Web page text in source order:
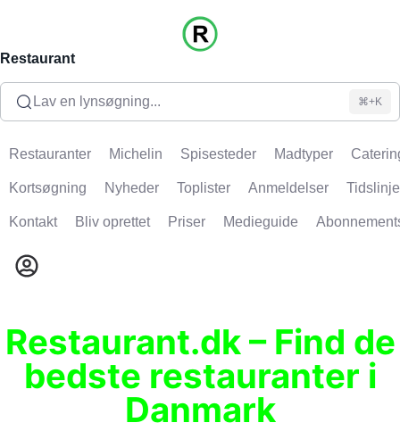
Restaurant
Lav en lynsøgning... ⌘+K
Restauranter Michelin Spisesteder Madtyper
Kortsøgning Nyheder Toplister Anmeldelser Tidslinje
Kontakt Bliv oprettet Priser Medieguide
Restaurant.dk – Find de
bedste restauranter i
Danmark